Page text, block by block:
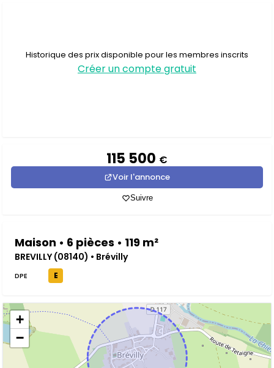
Historique des prix disponible pour les membres inscrits
Créer un compte gratuit
115 500 €
Voir l'annonce
Suivre
Maison • 6 pièces • 119 m²
BREVILLY (08140) • Brévilly
DPE E
+
−